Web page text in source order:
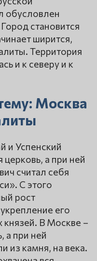
обусловлен
становится
ширится,
Территория
и к северу и к
Москва
и Успенский
а при ней
считал себя
С этого
рост
его
князей. В Москве –
а при ней
из камня, на века.